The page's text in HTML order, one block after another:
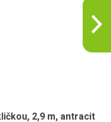
2,9 m, antracit